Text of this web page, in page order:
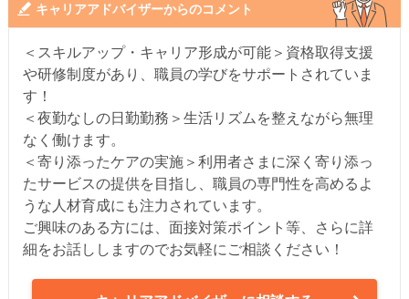
キャリアアドバイザーからのコメント
＜スキルアップ・キャリア形成が可能＞資格取得支援
や研修制度があり、職員の学びをサポートされていま
す！
＜夜勤なしの日勤勤務＞生活リズムを整えながら無理
なく働けます。
＜寄り添ったケアの実施＞利用者さまに深く寄り添っ
たサービスの提供を目指し、職員の専門性を高めるよ
うな人材育成にも注力されています。
ご興味のある方には、面接対策ポイント等、さらに詳
細をお話ししますのでお気軽にご相談ください！